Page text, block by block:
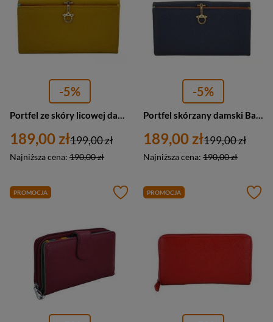
-5%
189,00 zł
Najniższa cena: 190,00 zł
199,00 zł
-5%
189,00 zł
Najniższa cena: 190,00 zł
199,00 zł
PROMOCJA PROMOCJA